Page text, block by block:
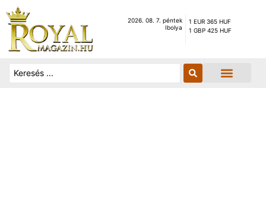
2026. 08. 7. péntek
Ibolya
1 EUR 365 HUF
1 GBP 425 HUF